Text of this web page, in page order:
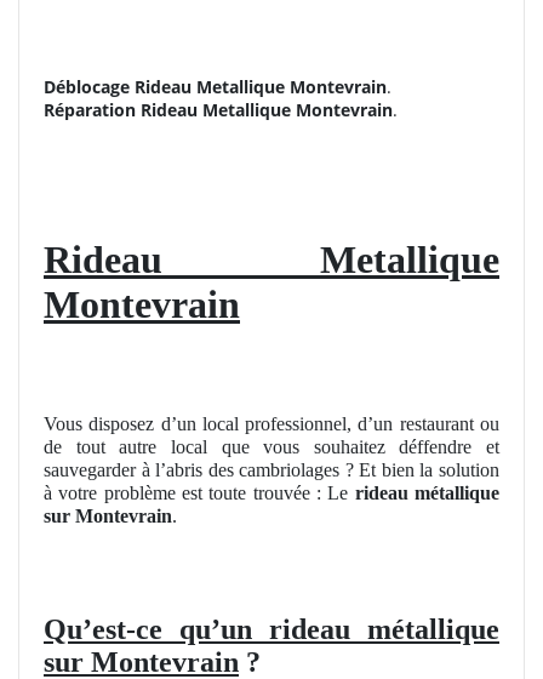
Déblocage Rideau Metallique Montevrain.
Réparation Rideau Metallique Montevrain.
Rideau Metallique
Montevrain
Vous disposez d’un local professionnel, d’un restaurant ou
de tout autre local que vous souhaitez déffendre et
sauvegarder à l’abris des cambriolages ? Et bien la solution
à votre problème est toute trouvée : Le rideau métallique
sur Montevrain.
Qu’est-ce qu’un rideau métallique
sur Montevrain ?